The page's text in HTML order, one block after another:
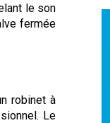
le son
fermée
robinet à
Le